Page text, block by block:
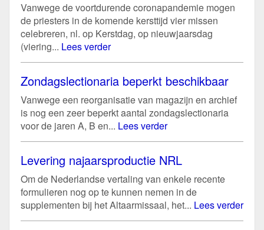
Vanwege de voortdurende coronapandemie mogen
de priesters in de komende kersttijd vier missen
celebreren, nl. op Kerstdag, op nieuwjaarsdag
(viering... Lees verder
Zondagslectionaria beperkt beschikbaar
Vanwege een reorganisatie van magazijn en archief
is nog een zeer beperkt aantal zondagslectionaria
voor de jaren A, B en... Lees verder
Levering najaarsproductie NRL
Om de Nederlandse vertaling van enkele recente
formulieren nog op te kunnen nemen in de
supplementen bij het Altaarmissaal, het... Lees verder